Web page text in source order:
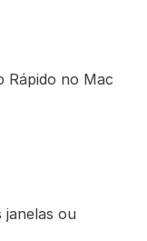
Rápido no Mac
ou